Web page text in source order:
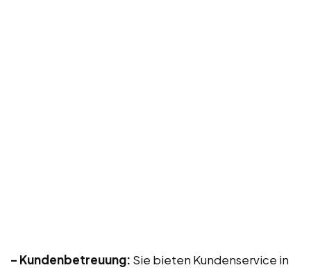
– Kundenbetreuung: Sie bieten Kundenservice in